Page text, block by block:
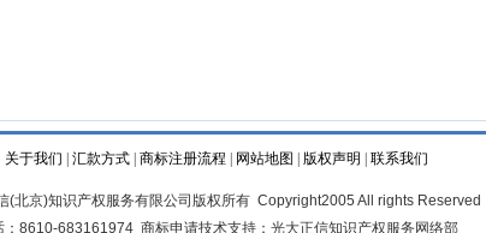
关于我们 汇款方式 商标注册流程 网站地图 版权声明 联系我们
(北京)知识产权服务有限公司版权所有 Copyright2005 All rights Reserved
：8610-683161974 商标申请技术支持：光大正信知识产权服务网络部